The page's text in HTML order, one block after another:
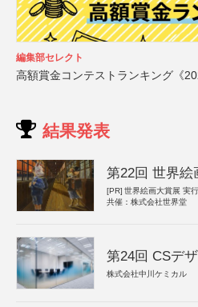
編集部セレクト
高額賞金コンテストランキング《
結果発表
第22回 世界絵
[PR] 世界絵画大賞展 実
共催：株式会社世界堂
第24回 CSデ
株式会社中川ケミカル